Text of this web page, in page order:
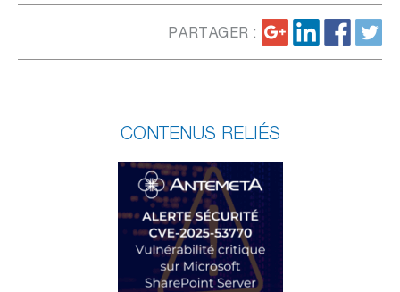
PARTAGER :
CONTENUS RELIÉS